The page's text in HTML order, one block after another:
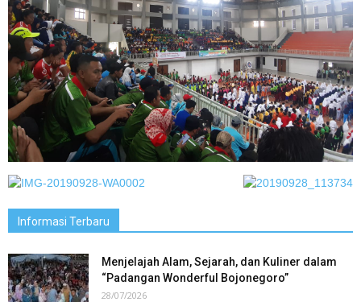
Informasi Terbaru
Menjelajah Alam, Sejarah, dan Kuliner dalam
“Padangan Wonderful Bojonegoro”
28/07/2026